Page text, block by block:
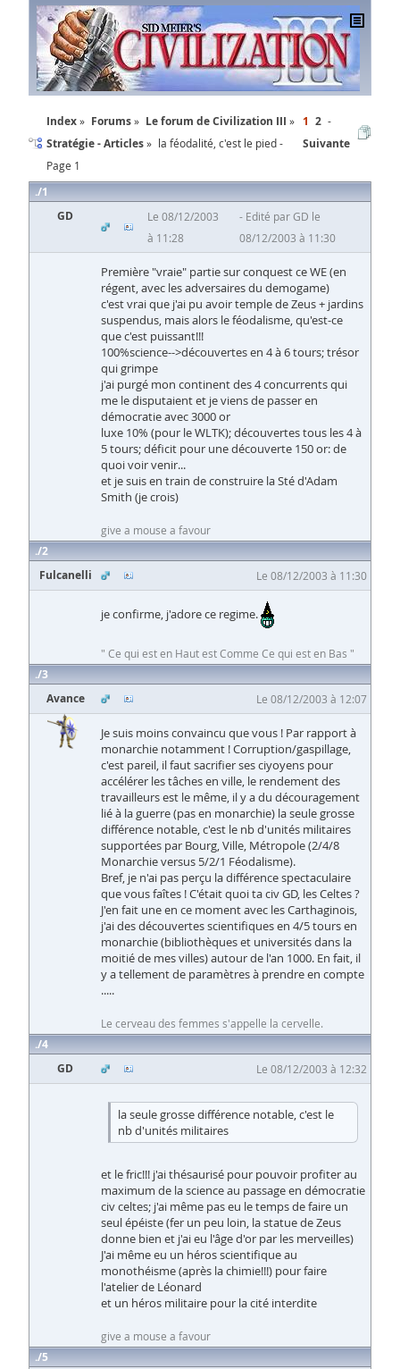
Index Forums
Le forum de Civilization III
Stratégie - Articles
la féodalité, c'est le pied -
Page 1
1 2
Suivante
1
GD
Le 08/12/2003
à 11:28
Edité par GD le
08/12/2003 à 11:30
Première "vraie" partie sur conquest ce WE (en
régent, avec les adversaires du demogame)
c'est vrai que j'ai pu avoir temple de Zeus + jardins
suspendus, mais alors le féodalisme, qu'est-ce
que c'est puissant!!!
100%science-->découvertes en 4 à 6 tours; trésor
qui grimpe
j'ai purgé mon continent des 4 concurrents qui
me le disputaient et je viens de passer en
démocratie avec 3000 or
luxe 10% (pour le WLTK); découvertes tous les 4 à
5 tours; déficit pour une découverte 150 or: de
quoi voir venir...
et je suis en train de construire la Sté d'Adam
Smith (je crois)
give a mouse a favour
2
Fulcanelli
Le 08/12/2003 à 11:30
je confirme, j'adore ce regime.
" Ce qui est en Haut est Comme Ce qui est en Bas "
3
Avance
Le 08/12/2003 à 12:07
Je suis moins convaincu que vous ! Par rapport à
monarchie notamment ! Corruption/gaspillage,
c'est pareil, il faut sacrifier ses ciyoyens pour
accélérer les tâches en ville, le rendement des
travailleurs est le même, il y a du découragement
lié à la guerre (pas en monarchie) la seule grosse
différence notable, c'est le nb d'unités militaires
supportées par Bourg, Ville, Métropole (2/4/8
Monarchie versus 5/2/1 Féodalisme).
Bref, je n'ai pas perçu la différence spectaculaire
que vous faîtes ! C'était quoi ta civ GD, les Celtes ?
J'en fait une en ce moment avec les Carthaginois,
j'ai des découvertes scientifiques en 4/5 tours en
monarchie (bibliothèques et universités dans la
moitié de mes villes) autour de l'an 1000. En fait, il
y a tellement de paramètres à prendre en compte
.....
Le cerveau des femmes s'appelle la cervelle.
4
GD
Le 08/12/2003 à 12:32
la seule grosse différence notable, c'est le
nb d'unités militaires
et le fric!!! j'ai thésaurisé pour pouvoir profiter au
maximum de la science au passage en démocratie
civ celtes; j'ai même pas eu le temps de faire un
seul épéiste (fer un peu loin, la statue de Zeus
donne bien et j'ai eu l'âge d'or par les merveilles)
J'ai même eu un héros scientifique au
monothéisme (après la chimie!!!) pour faire
l'atelier de Léonard
et un héros militaire pour la cité interdite
give a mouse a favour
5